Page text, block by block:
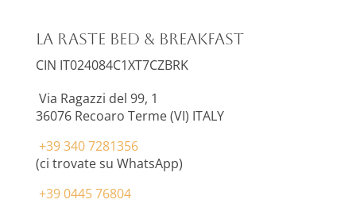
La Raste Bed & Breakfast
CIN IT024084C1XT7CZBRK
Via Ragazzi del 99, 1
36076 Recoaro Terme (VI) ITALY
+39 340 7281356
(ci trovate su WhatsApp)
+39 0445 76804